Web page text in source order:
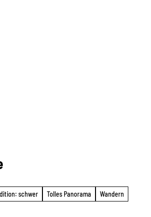
schwer Tolles Panorama Wandern